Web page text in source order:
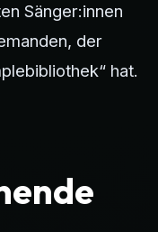
Sänger:innen
der
hat.